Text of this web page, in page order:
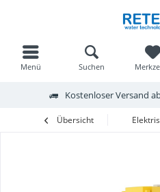
Kostenloser Versand
Menü Suchen
Übersicht